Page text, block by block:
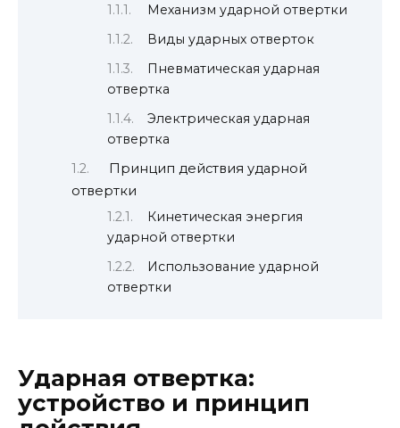
Механизм ударной отвертки
Виды ударных отверток
Пневматическая ударная
отвертка
Электрическая ударная
отвертка
Принцип действия ударной
отвертки
Кинетическая энергия
ударной отвертки
Использование ударной
отвертки
Ударная отвертка:
устройство и принцип